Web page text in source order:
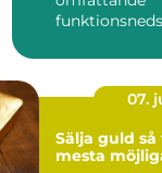
07.
Sälja guld så får du ut
mesta